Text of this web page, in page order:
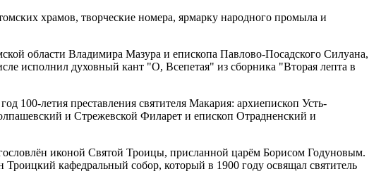
храмов, творческие номера, ярмарку народного промыла и
области Владимира Мазура и епископа Павлово-Посадского Силуана,
исполнил духовный кант "О, Всепетая" из сборника "Вторая лепта в
100-летия преставления святителя Макария: архиепископ Усть-
и Стрежевской Филарет и епископ Отрадненский и
иконой Святой Троицы, присланной царём Борисом Годуновым.
кафедральный собор, который в 1900 году освящал святитель